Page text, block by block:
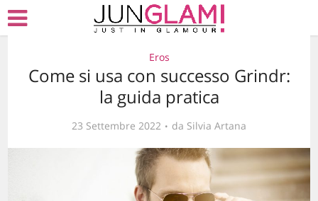
Eros
Come si usa con successo Grindr:
la guida pratica
23 Settembre 2022 da Silvia Artana